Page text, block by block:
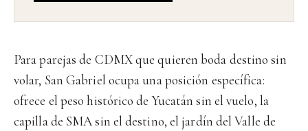
Para parejas de CDMX que quieren boda destino sin
volar, San Gabriel ocupa una posición específica:
ofrece el peso histórico de Yucatán sin el vuelo, la
capilla de SMA sin el destino, el jardín del Valle de